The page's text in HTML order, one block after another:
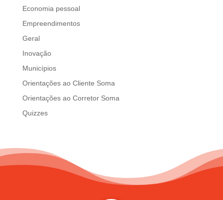
Economia pessoal
Empreendimentos
Geral
Inovação
Municípios
Orientações ao Cliente Soma
Orientações ao Corretor Soma
Quizzes